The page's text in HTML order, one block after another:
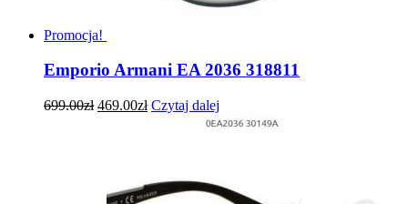
Promocja!
Emporio Armani EA 2036 318811
699.00zł 469.00zł Czytaj dalej